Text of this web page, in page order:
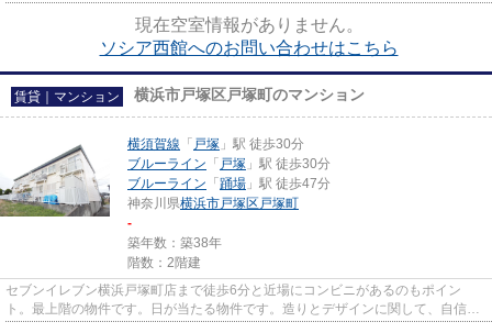
現在空室情報がありません。
ソシア西館へのお問い合わせはこちら
賃貸｜マンション 横浜市戸塚区戸塚町のマンション
横須賀線 「 戸塚 」駅 徒歩30分
ブルーライン 「 戸塚 」駅 徒歩30分
ブルーライン 「 踊場 」駅 徒歩47分
神奈川県横浜市戸塚区 戸塚町
-
築年数：築38年
階数：2階建
セブンイレブン横浜戸塚町店まで徒歩6分と近場にコンビニがあるのもポイン
ト。最上階の物件です。日が当たる物件です。造りとデザインに関して、自信を